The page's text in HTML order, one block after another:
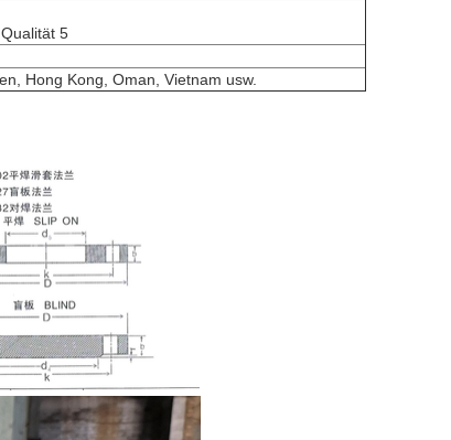
5
Hong Kong, Oman, Vietnam usw.